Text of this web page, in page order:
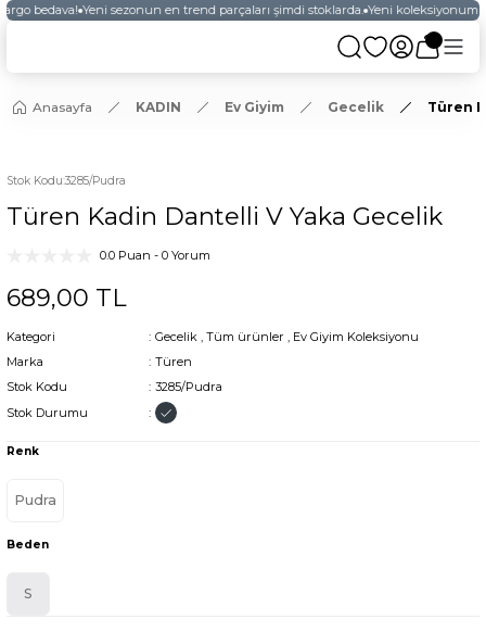
bedava! Yeni sezonun en trend parçaları şimdi stoklarda. Yeni
Anasayfa KADIN Ev Giyim Gecelik Türen
Stok Kodu:3285/Pudra
Türen Kadin Dantelli V Yaka Gecelik
0.0 Puan - 0 Yorum
689,00 TL
Kategori Gecelik , Tüm ürünler , Ev Giyim Koleksiyonu
Marka
Türen
Stok Kodu
3285/Pudra
Stok Durumu
Renk
Pudra
Beden
S